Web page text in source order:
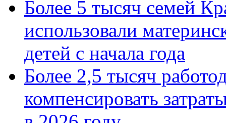
Более 5 тысяч семей
использовали
детей с начала года
Более 2,5 тысяч
компенсировать